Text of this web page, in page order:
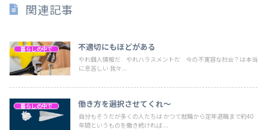
関連記事
暮らしの中で 不適切にもほどがある
やれ個人情報だ やれハラスメントだ 今の不寛容な社会？は本当
に息苦しい 我々...
暮らしの中で 働き方を選択させてくれ～
自分もそうだが多くの人たちは かつて就職から定年退職まで約40
年間というものを働き続ければ ...